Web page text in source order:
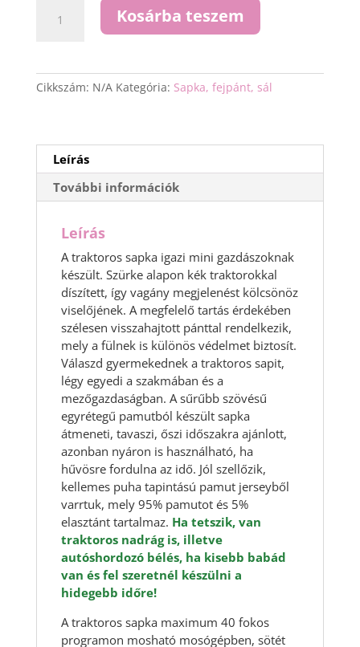
sapka
Kosárba teszem
Cikkszám: N/A Kategória: Sapka, fejpánt, sál
Leírás
További információk
Leírás
A traktoros sapka igazi mini gazdászoknak
készült. Szürke alapon kék traktorokkal
díszített, így vagány megjelenést kölcsönöz
viselőjének. A megfelelő tartás érdekében
szélesen visszahajtott pánttal rendelkezik,
mely a fülnek is különös védelmet biztosít.
Válaszd gyermekednek a traktoros sapit,
légy egyedi a szakmában és a
mezőgazdaságban. A sűrűbb szövésű
egyrétegű pamutból készült sapka
átmeneti, tavaszi, őszi időszakra ajánlott,
azonban nyáron is használható, ha
hűvösre fordulna az idő. Jól szellőzik,
kellemes puha tapintású pamut jerseyből
varrtuk, mely 95% pamutot és 5%
elasztánt tartalmaz. Ha tetszik, van
traktoros nadrág is, illetve
autóshordozó bélés, ha kisebb babád
van és fel szeretnél készülni a
hidegebb időre!
A traktoros sapka maximum 40 fokos
programon mosható mosógépben, sötét